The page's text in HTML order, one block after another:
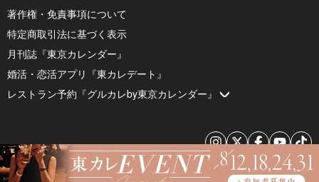
著作権・免責事項について
特定商取引法に基づく表示
月刊誌『東京カレンダー』
婚活・恋活アプリ『東カレデート』
レストラン予約『グルカレby東京カレンダー』
© 2026 by Tokyo Calendar, Inc.